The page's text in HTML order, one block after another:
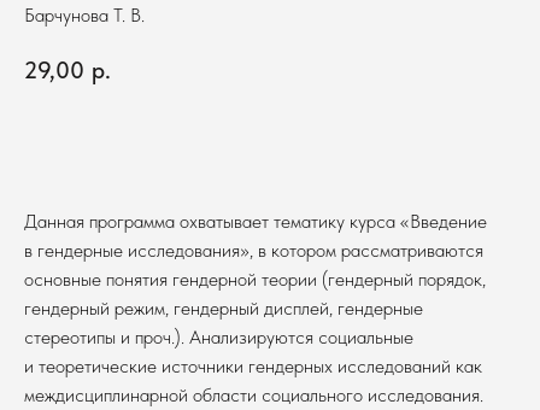
Барчунова Т. В.
29,00 р.
Данная программа охватывает тематику курса «Введение
в гендерные исследования», в котором рассматриваются
основные понятия гендерной теории (гендерный порядок,
гендерный режим, гендерный дисплей, гендерные
стереотипы и проч.). Анализируются социальные
и теоретические источники гендерных исследований как
междисциплинарной области социального исследования.